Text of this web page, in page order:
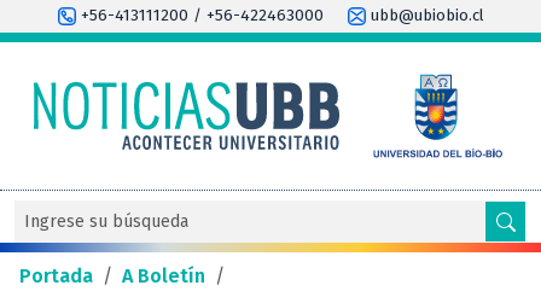
+56-413111200 / +56-422463000 ubb@ubiobio.cl
Portada / A Boletín /